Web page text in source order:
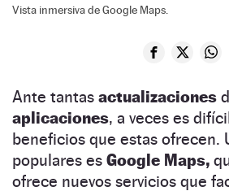
Vista inmersiva de Google Maps.
Ante tantas actualizaciones
aplicaciones, a veces es
beneficios que estas ofrecen.
populares es Google Maps,
ofrece nuevos servicios que